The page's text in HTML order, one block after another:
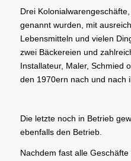
Drei
genannt wurden, mit
Lebensmitteln und vielen
zwei Bäckereien und
Installateur, Maler, Schmied
den 1970ern nach und nach
Die letzte noch in Betrieb
ebenfalls den Betrieb.
Nachdem fast alle